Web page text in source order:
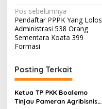
N
a
v
i
g
a
s
Pos sebelumnya
Pendaftar PPPK Yang Lolos
Administrasi 538 Orang
Sementara Koata 399
Formasi
Posting Terkait
Ketua TP PKK Boalemo
Tinjau Pameran Agribisnis